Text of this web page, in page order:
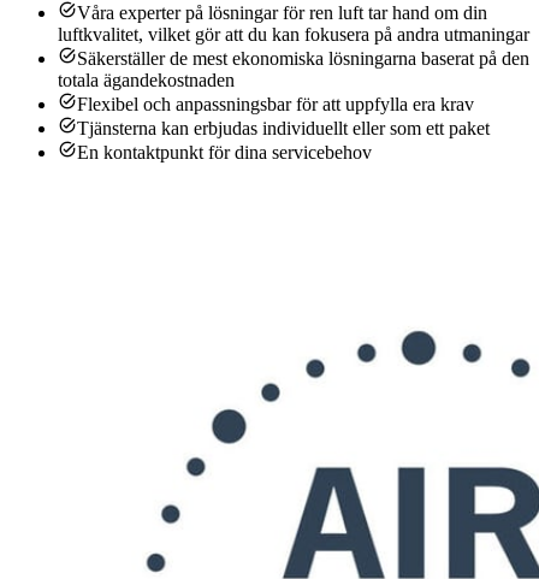
Våra experter på lösningar för ren luft tar hand om din
luftkvalitet, vilket gör att du kan fokusera på andra utmaningar
Säkerställer de mest ekonomiska lösningarna baserat på den
totala ägandekostnaden
Flexibel och anpassningsbar för att uppfylla era krav
Tjänsterna kan erbjudas individuellt eller som ett paket
En kontaktpunkt för dina servicebehov